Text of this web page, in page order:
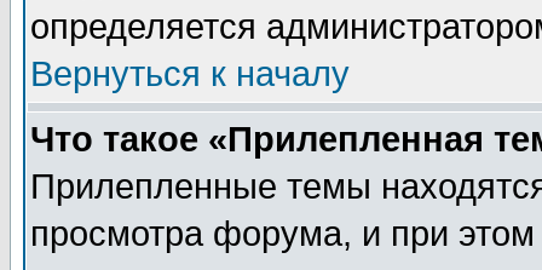
определяется
Вернуться к началу
Что такое «Прилепленная
Прилепленные темы
просмотра форума, и при